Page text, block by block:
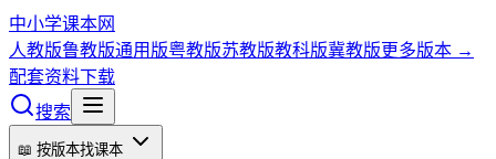
中小学课本网
人教版鲁教版通用版粤教版苏教版教科版冀教版更多版本 →
配套资料下载
搜索
📖 按版本找课本